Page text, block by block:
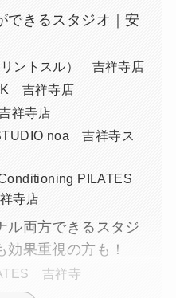
できるスタジオ｜安
ントスル） 吉祥寺店
吉祥寺店
祥寺店
noa 吉祥寺ス
PILATES
寺店
ル両方できるスタジ
果重視の方も！
吉祥寺